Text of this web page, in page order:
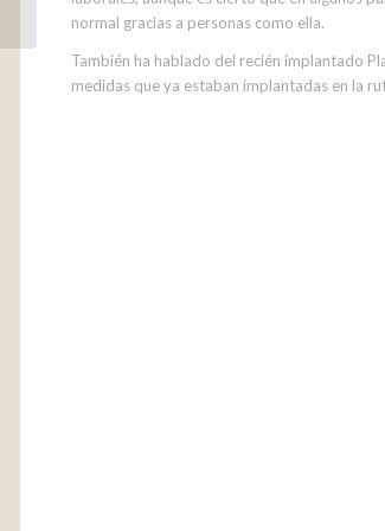
normal gracias a personas como ella.
También ha hablado del recién implantado
medidas que ya estaban implantadas en la